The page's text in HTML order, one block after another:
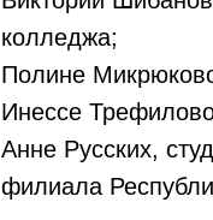
колледжа;
Полине
Инессе
Анне Русских,
филиала